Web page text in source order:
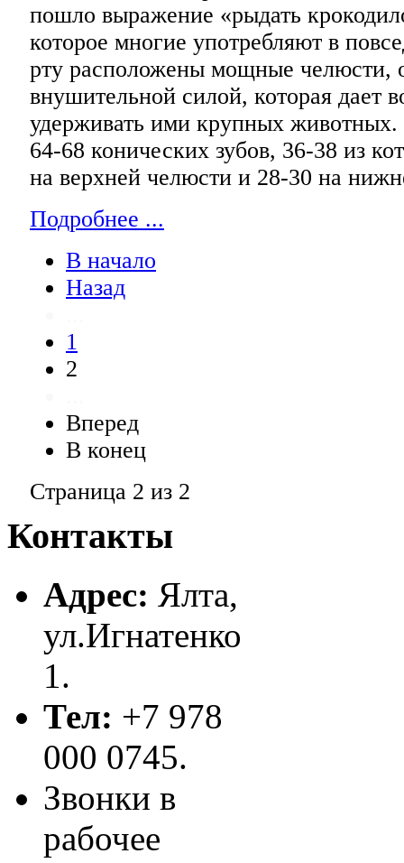
пошло выражение «рыдать
которое многие употребляют в
рту расположены мощные челюсти,
внушительной силой, которая дает
удерживать ими крупных животных.
64-68 конических зубов, 36-38 из
на верхней челюсти и 28-30 на
Подробнее ...
В начало
Назад
1
2
Вперед
В конец
Страница 2 из 2
Контакты
Адрес: Ялта,
ул.Игнатенко
1.
Тел: +7 978
000 0745.
Звонки в
рабочее